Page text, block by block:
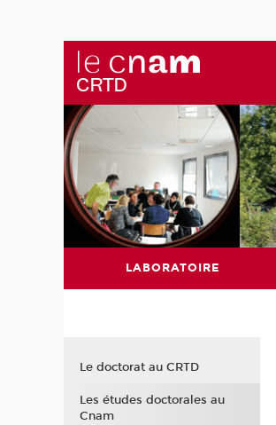
LABORATOIRE
Le doctorat au CRTD
Les études doctorales au
Cnam